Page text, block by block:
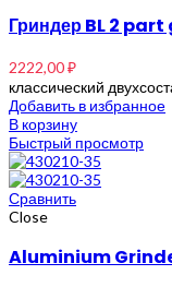
Гриндер BL 2
2222,00₽
классический
Добавить в избранное
В корзину
Быстрый просмотр
Сравнить
Close
Aluminium